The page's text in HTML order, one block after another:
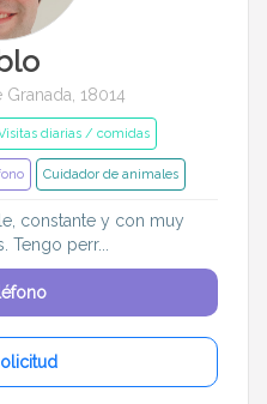
18014
diarias / comidas
Cuidador de animales
constante y con muy
Tengo perr...